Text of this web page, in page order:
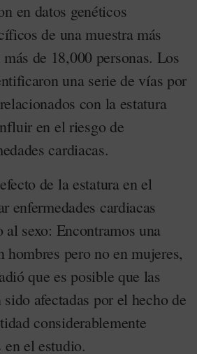
en datos genéticos
de una muestra más
de 18,000 personas. Los
una serie de vías por
con la estatura
en el riesgo de
cardiacas.
de la estatura en el
enfermedades cardiacas
al sexo: Encontramos una
hombres pero no en mujeres,
que es posible que las
afectadas por el hecho de
considerablemente
en el estudio.